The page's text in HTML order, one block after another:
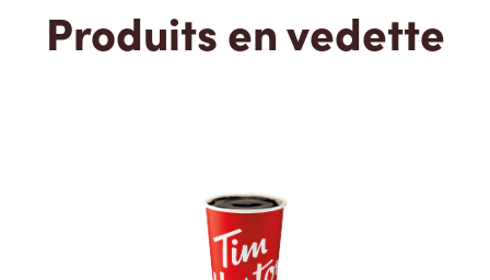
Produits en vedette